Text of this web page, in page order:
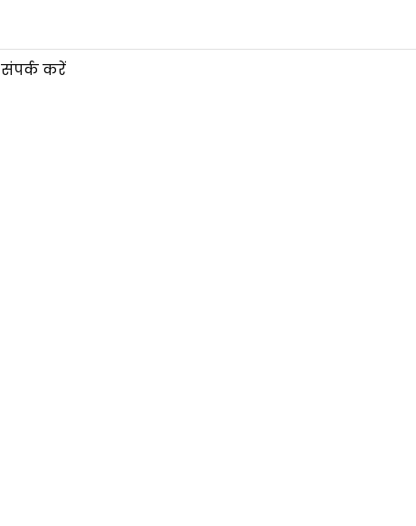
संपर्क करें